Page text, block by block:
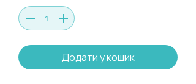
Додати у кошик